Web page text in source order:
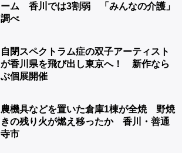
ーム 香川では3割弱 「みんなの介護」
調べ
自閉スペクトラム症の双子アーティスト
が香川県を飛び出し東京へ！ 新作なら
ぶ個展開催
農機具などを置いた倉庫1棟が全焼 野焼
きの残り火が燃え移ったか 香川・善通
寺市